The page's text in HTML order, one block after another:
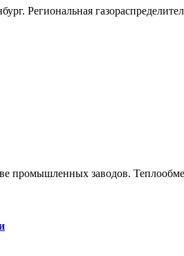
Региональная
промышленных заводов.